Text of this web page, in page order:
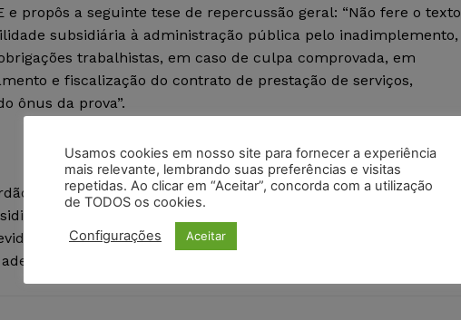
propôs a seguinte tese de repercussão geral: “Não fere o texto
subsidiária à administração pública pelo inadimplemento,
trabalhistas, em caso de culpa comprovada, em
e fiscalização do contrato de prestação de serviços,
ônus da prova”.
do Tribunal Superior do Trabalho (TST) que manteve o
da entidade pública tomadora de serviços terceirizados
ao trabalhador, em razão de
o contrato de prestação de serviços.
Usamos cookies em nosso site para fornecer a experiência
mais relevante, lembrando suas preferências e visitas
repetidas. Ao clicar em “Aceitar”, concorda com a utilização
de TODOS os cookies.
Configurações Aceitar